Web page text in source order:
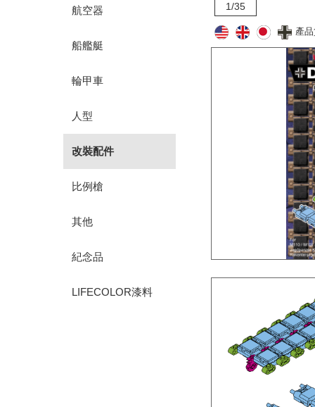
航空器
船艦艇
輪甲車
人型
改裝配件
比例槍
其他
紀念品
LIFECOLOR漆料
1/35
產